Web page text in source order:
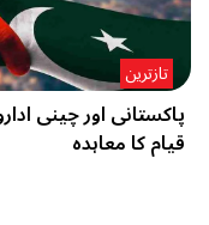
پاکستانی اور چینی
قیام کا معاہدہ
تازترین